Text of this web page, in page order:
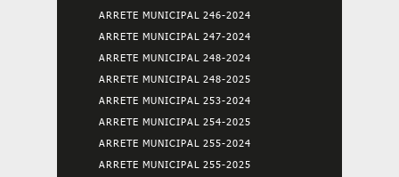
ARRETE MUNICIPAL 246-2024
ARRETE MUNICIPAL 247-2024
ARRETE MUNICIPAL 248-2024
ARRETE MUNICIPAL 248-2025
ARRETE MUNICIPAL 253-2024
ARRETE MUNICIPAL 254-2025
ARRETE MUNICIPAL 255-2024
ARRETE MUNICIPAL 255-2025